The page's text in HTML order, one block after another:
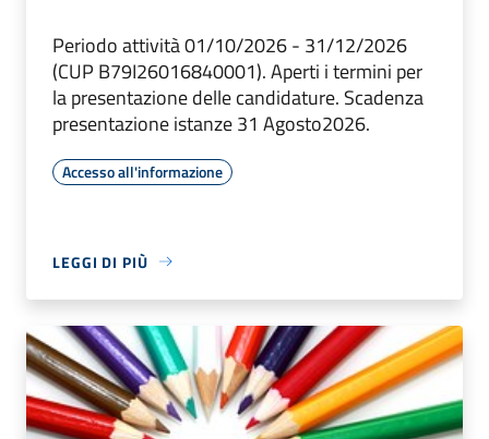
Periodo attività 01/10/2026 - 31/12/2026
(CUP B79I26016840001). Aperti i termini per
la presentazione delle candidature. Scadenza
presentazione istanze 31 Agosto2026.
Accesso all'informazione
LEGGI DI PIÙ